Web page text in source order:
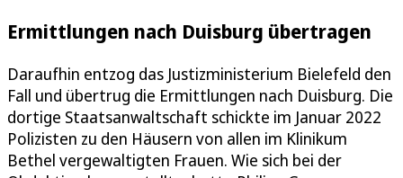
Ermittlungen nach Duisburg übertragen
Daraufhin entzog das Justizministerium Bielefeld den
Fall und übertrug die Ermittlungen nach Duisburg. Die
dortige Staatsanwaltschaft schickte im Januar 2022
Polizisten zu den Häusern von allen im Klinikum
Bethel vergewaltigten Frauen. Wie sich bei der